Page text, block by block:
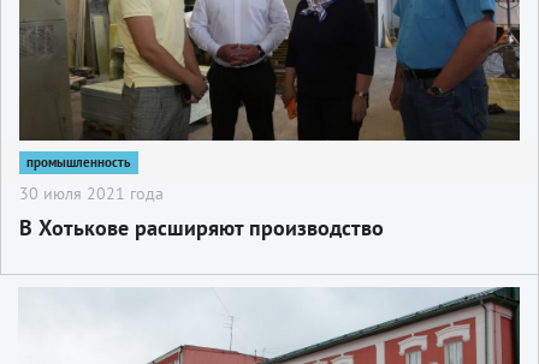
промышленность
30 июля 2021 года
В Хотькове расширяют производство